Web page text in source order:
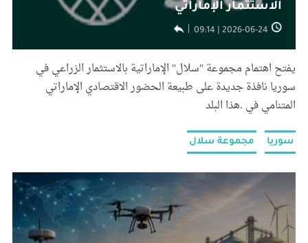
الاستثمار الإماراتي
2026-06-24 | 09:14
يفتح اهتمام مجموعة "سلال" الإماراتية بالاستثمار الزراعي في
سوريا نافذة جديدة على طبيعة الحضور الاقتصادي الإماراتي
المتنامي في .هذا البلد
سوريا مجموعة سلال